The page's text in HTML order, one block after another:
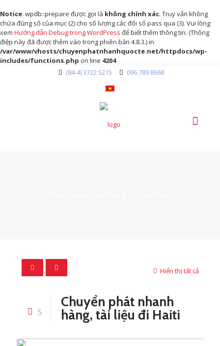
Notice: wpdb::prepare được gọi là không chính xác. Truy vấn không
chứa đúng số của mục (2) cho số lượng các đối số pass qua (3). Vui lòng
xem Hướng dẫn Debug trong WordPress để biết thêm thông tin. (Thông
điệp này đã được thêm vào trong phiên bản 4.8.3.) in
/var/www/vhosts/chuyenphatnhanhquocte.net/httpdocs/wp-
includes/functions.php on line 4204
(84-4) 3722 5215
096 789 8668
Hiển thị tất cả
5
Chuyển phát nhanh
hàng, tài liệu đi Haiti